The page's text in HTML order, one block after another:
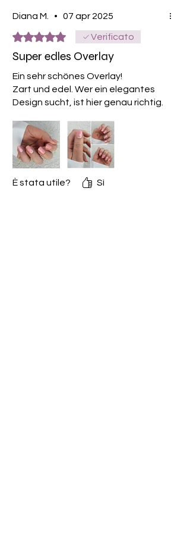
Diana M. • 07 apr 2025
Valutazione 5 stelle su 5.
Verificato
Super edles Overlay
Ein sehr schönes Overlay!
Zart und edel. Wer ein elegantes
Design sucht, ist hier genau richtig.
È stata utile? Sì